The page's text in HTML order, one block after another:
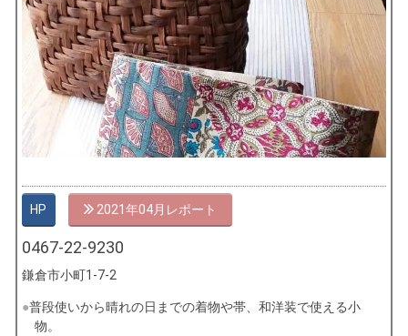
HP 2021年04月
0467-22-9230
鎌倉市小町1-7-2
普段使いから晴れの日までの着物や帯、和洋装で使える小
物。